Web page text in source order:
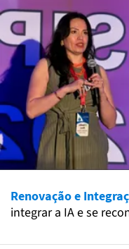
Renovação e
integrar a IA e se